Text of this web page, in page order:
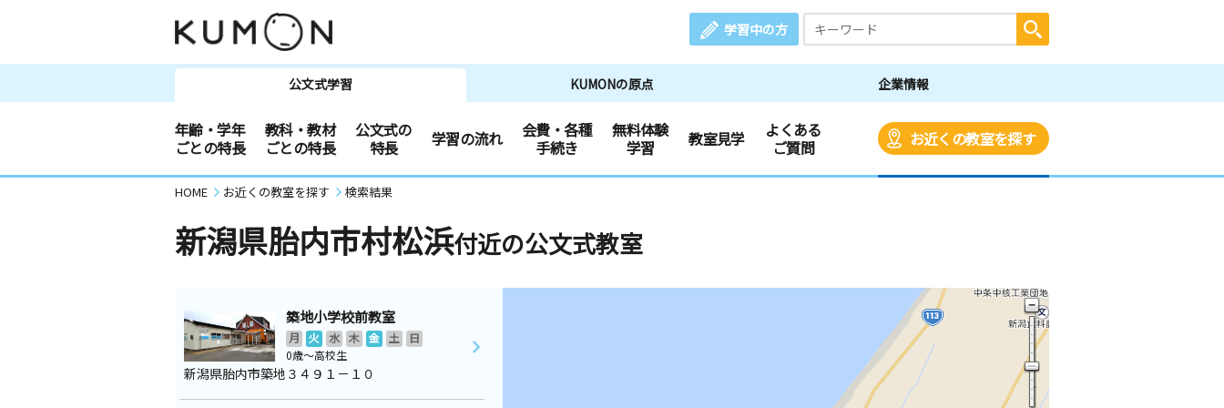
学習中の方
公文式学習 KUMONの原点 企業情報
年齢・学年
ごとの特長
教科・教材
ごとの特長
公文式の
特長
学習の流れ
会費・各種
手続き
無料体験
学習
教室見学
よくある
ご質問
お近くの教室を探す
HOME お近くの教室を探す 検索結果
新潟県胎内市村松浜付近の公文式教室
築地小学校前教室
月 火 水 木 金 土
日
0歳～高校生
新潟県胎内市築地３４９１－１０